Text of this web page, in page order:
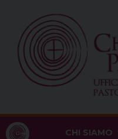
content
CHI SIAMO